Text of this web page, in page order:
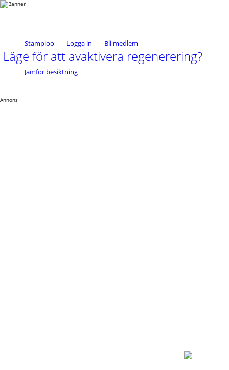
Stampioo Logga in Bli medlem
Jämför besiktning
Läge för att avaktivera regenerering?
Annons